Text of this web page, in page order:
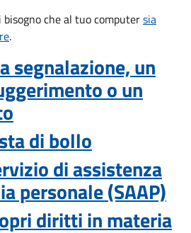
che al tuo computersia
.
segnalazione, un
o un
di bollo
di assistenza
personale (SAAP)
diritti in materia